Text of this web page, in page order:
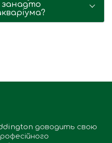
занадто
доводить свою